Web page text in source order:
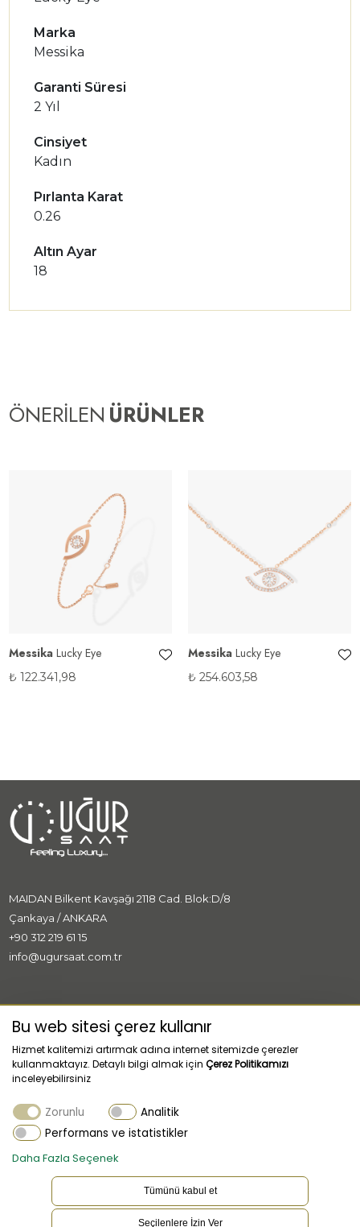
Marka
Messika
Garanti Süresi
2 Yıl
Cinsiyet
Kadın
Pırlanta Karat
0.26
Altın Ayar
18
ÖNERİLEN ÜRÜNLER
Messika Lucky Eye
₺ 122.341,98
Messika Lucky Eye
₺ 254.603,58
MAIDAN Bilkent Kavşağı 2118 Cad. Blok:D/8
Çankaya / ANKARA
+90 312 219 61 15
info@ugursaat.com.tr
MARKALAR
KURUMSAL
MÜŞTERİ HİZMETLERİ
Bu web sitesi çerez kullanır
Hizmet kalitemizi artırmak adına internet sitemizde çerezler
kullanmaktayız. Detaylı bilgi almak için Çerez Politikamızı
inceleyebilirsiniz
Zorunlu
Analitik
Performans ve istatistikler
Daha Fazla Seçenek
Seçilenlere İzin Ver
Tümünü kabul et